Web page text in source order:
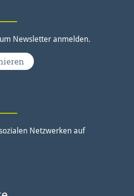
Newsletter anmelden.
Netzwerken auf